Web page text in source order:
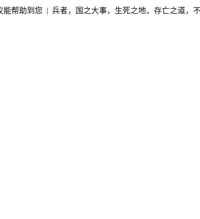
能帮助到您 | 兵者，国之大事，生死之地，存亡之道，